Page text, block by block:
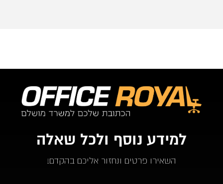
למידע נוסף ולכל שאלה
השאירו פרטים ונחזור אליכם בהקדם!